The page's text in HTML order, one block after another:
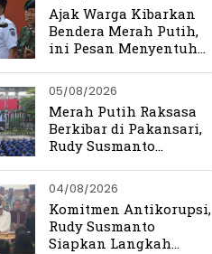
Ajak Warga Kibarkan
Bendera Merah Putih,
ini Pesan Menyentuh
05/08/2026
Merah Putih Raksasa
Berkibar di Pakansari,
Rudy Susmanto
Perjuangan
Kemerdekaan
04/08/2026
Komitmen Antikorupsi,
Rudy Susmanto
Siapkan Langkah